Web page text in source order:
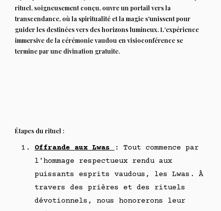
rituel, soigneusement conçu, ouvre un portail vers la
transcendance, où la spiritualité et la magie s'unissent pour
guider les destinées vers des horizons lumineux. L'expérience
immersive de la cérémonie vaudou en visioconférence se
termine par une divination gratuite.
Étapes du rituel :
Offrande aux Lwas
: Tout commence par
l'hommage respectueux rendu aux
puissants esprits vaudous, les Lwas. À
travers des prières et des rituels
dévotionnels, nous honorerons leur